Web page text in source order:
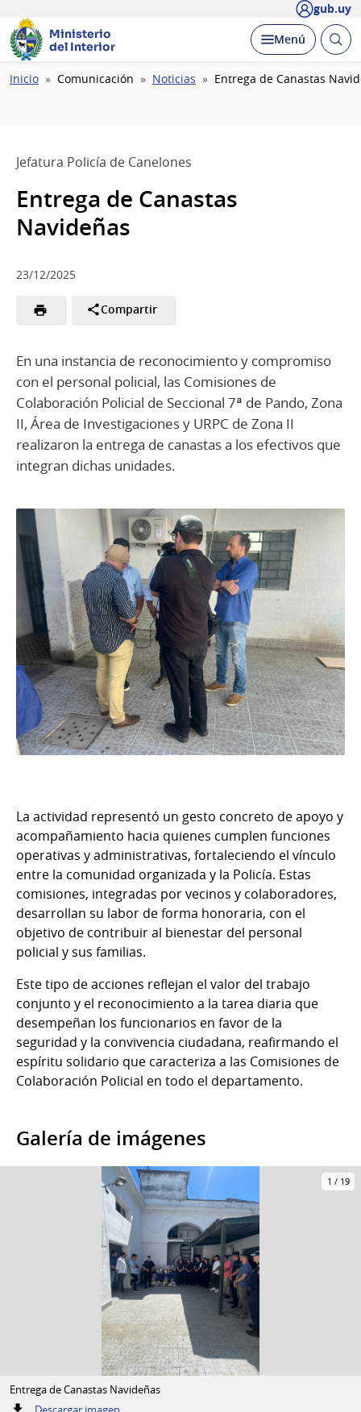
gub.uy
Ministerio
del Interior
Desplegar
Menú Abrir
Ruta
Inicio Comunicación Noticias Entrega de Canastas
Jefatura Policía de Canelones
Entrega de Canastas
Navideñas
23/12/2025
Compartir
En una instancia de reconocimiento y compromiso
con el personal policial, las Comisiones de
Colaboración Policial de Seccional 7ª de Pando, Zona
II, Área de Investigaciones y URPC de Zona II
realizaron la entrega de canastas a los efectivos que
integran dichas unidades.
La actividad representó un gesto concreto de apoyo y
acompañamiento hacia quienes cumplen funciones
operativas y administrativas, fortaleciendo el vínculo
entre la comunidad organizada y la Policía. Estas
comisiones, integradas por vecinos y colaboradores,
desarrollan su labor de forma honoraria, con el
objetivo de contribuir al bienestar del personal
policial y sus familias.
Este tipo de acciones reflejan el valor del trabajo
conjunto y el reconocimiento a la tarea diaria que
desempeñan los funcionarios en favor de la
seguridad y la convivencia ciudadana, reafirmando el
espíritu solidario que caracteriza a las Comisiones de
Colaboración Policial en todo el departamento.
Galería de imágenes
1 / 19
Entrega de Canastas Navideñas
: